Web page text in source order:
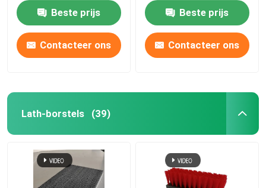
Beste prijs
Contacteer ons
Beste prijs
Contacteer ons
Lath-borstels (39)